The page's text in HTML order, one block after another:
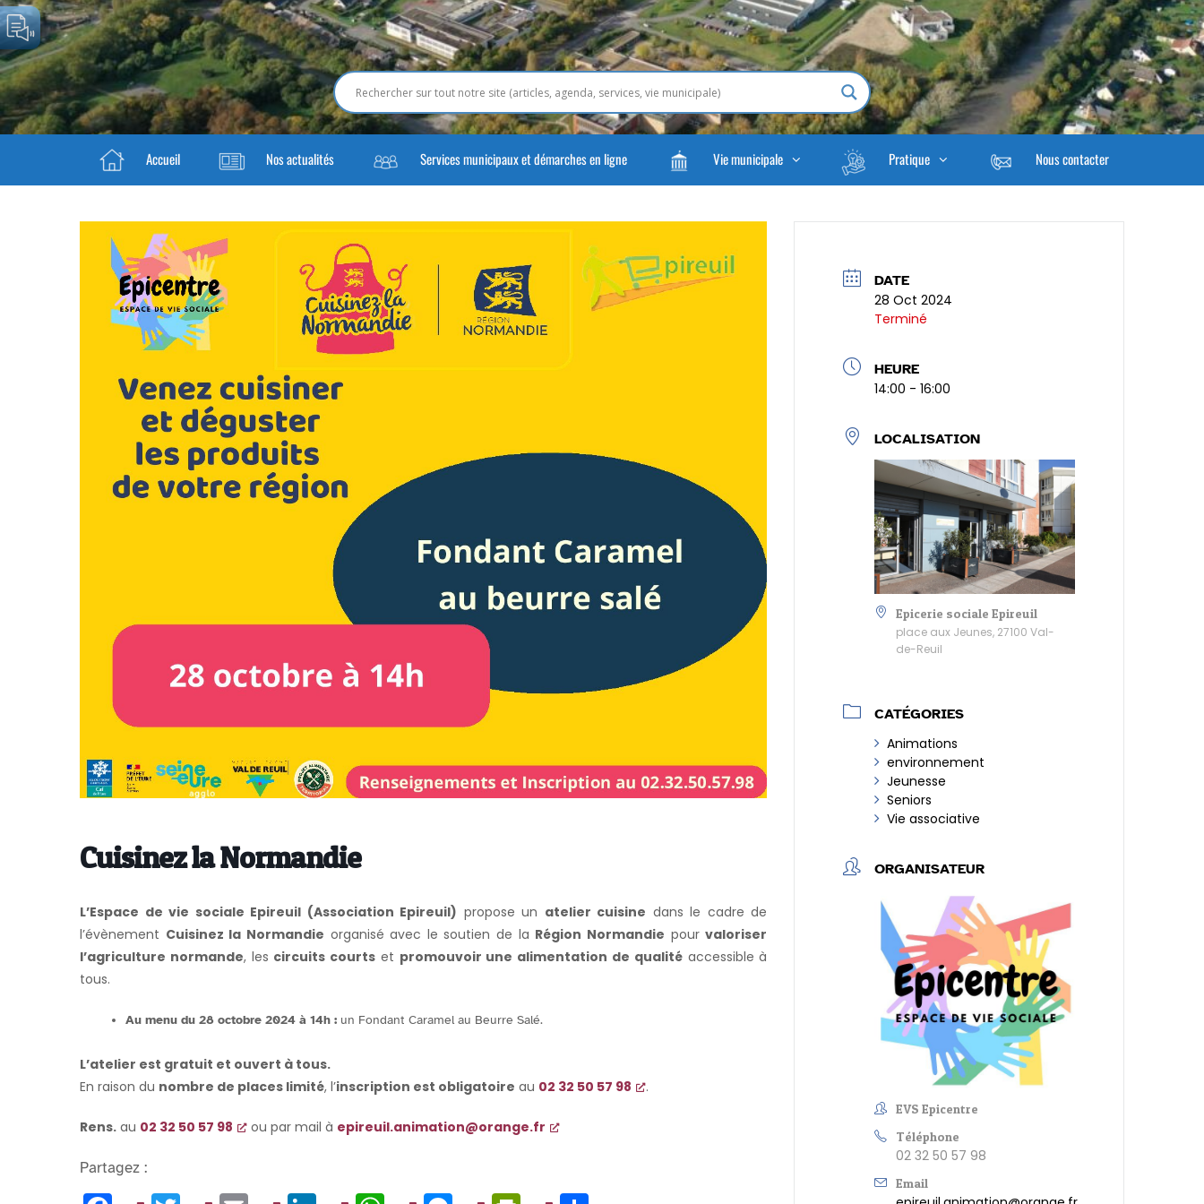
Accueil Nos actualités Services municipaux et démarches en ligne Vie municipale Pratique Nous contacter
Cuisinez la Normandie
L’Espace de vie sociale Epireuil (Association Epireuil) propose un atelier cuisine dans le cadre de
l’évènement Cuisinez la Normandie organisé avec le soutien de la Région Normandie pourvaloriser
l’agriculture normande, les circuits courts et promouvoir une alimentation de qualitéaccessible à
tous.
Au menu du 28 octobre 2024 à 14h : un Fondant Caramel au Beurre Salé.
L’atelier est gratuit et ouvert à tous.
En raison du nombre de places limité, l’inscription est obligatoire au 02 32 50 57 98 .
Rens. au 02 32 50 57 98 ou par mail à epireuil.animation@orange.fr
Partagez :
DATE
28 Oct 2024
Terminé
HEURE
14:00 - 16:00
LOCALISATION
Epicerie sociale Epireuil
place aux Jeunes, 27100 Val-
de-Reuil
CATÉGORIES
Animations
environnement
Jeunesse
Seniors
Vie associative
ORGANISATEUR
EVS Epicentre
Téléphone
02 32 50 57 98
Email